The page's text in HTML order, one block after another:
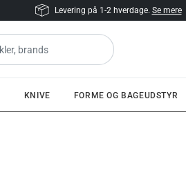
Levering på 1-2 hverdage. Se mere
KNIVE FORME OG BAGEUDSTYR